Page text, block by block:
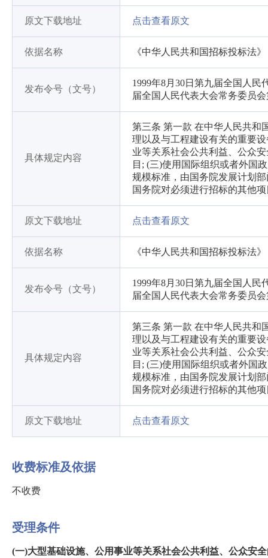
原文下载地址 点击查看原文
依据名称 《中华人民共和国招标投标法》
发布令号（文号）
1999年8月30日第九届全国人民
届全国人民代表大会常务委员
具体规定内容
第三条 第一款 在中华人民共和
理以及与工程建设有关的重要
业等关系社会公共利益、公众
目; (三)使用国际组织或者外国
规模标准，由国务院发展计划
国务院对必须进行招标的其他
原文下载地址 点击查看原文
依据名称 《中华人民共和国招标投标法》
发布令号（文号）
1999年8月30日第九届全国人民
届全国人民代表大会常务委员
具体规定内容
第三条 第一款 在中华人民共和
理以及与工程建设有关的重要
业等关系社会公共利益、公众
目; (三)使用国际组织或者外国
规模标准，由国务院发展计划
国务院对必须进行招标的其他
原文下载地址 点击查看原文
收费标准及依据
不收费
受理条件
(一)大型基础设施、公用事业等关系社会公共利益、公众安